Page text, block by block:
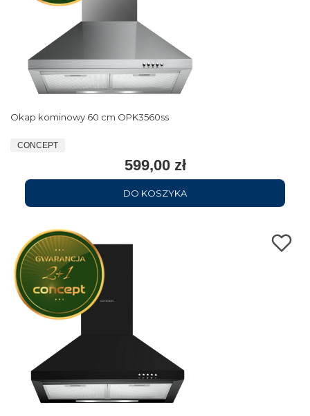
Okap kominowy 60 cm OPK3560ss
CONCEPT
599,00 zł
DO KOSZYKA